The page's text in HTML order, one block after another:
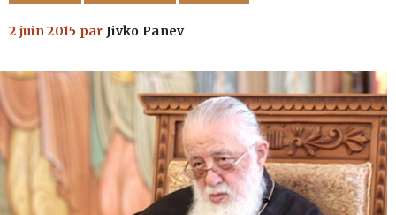
2 juin 2015 parJivko Panev